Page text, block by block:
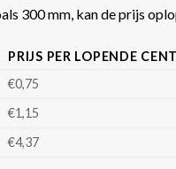
300 mm, kan de prijs
PRIJS PER LOPENDE
€0,75
€1,15
€4,37